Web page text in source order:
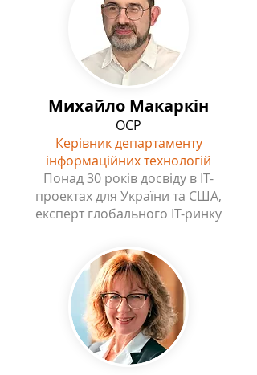
Михайло Макаркін
OCP
Керівник департаменту
інформаційних технологій
Понад 30 років досвіду в IT-
проектах для України та США,
експерт глобального ІT-ринку